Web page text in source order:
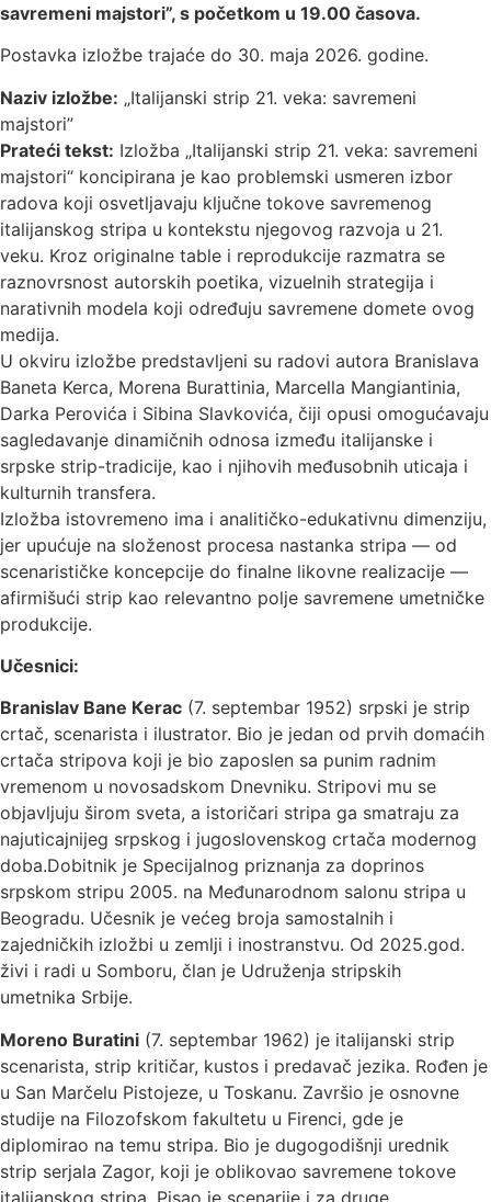
savremeni majstori”, s početkom u 19.00 časova.
Postavka izložbe trajaće do 30. maja 2026. godine.
Naziv izložbe: „Italijanski strip 21. veka: savremeni
majstori”
Prateći tekst: Izložba „Italijanski strip 21. veka: savremeni
majstori“ koncipirana je kao problemski usmeren izbor
radova koji osvetljavaju ključne tokove savremenog
italijanskog stripa u kontekstu njegovog razvoja u 21.
veku. Kroz originalne table i reprodukcije razmatra se
raznovrsnost autorskih poetika, vizuelnih strategija i
narativnih modela koji određuju savremene domete ovog
medija.
U okviru izložbe predstavljeni su radovi autora Branislava
Baneta Kerca, Morena Burattinia, Marcella Mangiantinia,
Darka Perovića i Sibina Slavkovića, čiji opusi omogućavaju
sagledavanje dinamičnih odnosa između italijanske i
srpske strip-tradicije, kao i njihovih međusobnih uticaja i
kulturnih transfera.
Izložba istovremeno ima i analitičko-edukativnu dimenziju,
jer upućuje na složenost procesa nastanka stripa — od
scenarističke koncepcije do finalne likovne realizacije —
afirmišući strip kao relevantno polje savremene umetničke
produkcije.
Učesnici:
Branislav Bane Кerac (7. septembar 1952) srpski je strip
crtač, scenarista i ilustrator. Bio je jedan od prvih domaćih
crtača stripova koji je bio zaposlen sa punim radnim
vremenom u novosadskom Dnevniku. Stripovi mu se
objavljuju širom sveta, a istoričari stripa ga smatraju za
najuticajnijeg srpskog i jugoslovenskog crtača modernog
doba.Dobitnik je Specijalnog priznanja za doprinos
srpskom stripu 2005. na Međunarodnom salonu stripa u
Beogradu. Učesnik je većeg broja samostalnih i
zajedničkih izložbi u zemlji i inostranstvu. Od 2025.god.
živi i radi u Somboru, član je Udruženja stripskih
umetnika Srbije.
Moreno Buratini (7. septembar 1962) je italijanski strip
scenarista, strip kritičar, kustos i predavač jezika. Rođen je
u San Marčelu Pistojeze, u Toskanu. Završio je osnovne
studije na Filozofskom fakultetu u Firenci, gde je
diplomirao na temu stripa. Bio je dugogodišnji urednik
strip serjala Zagor, koji je oblikovao savremene tokove
italijanskog stripa. Pisao je scenarije i za druge